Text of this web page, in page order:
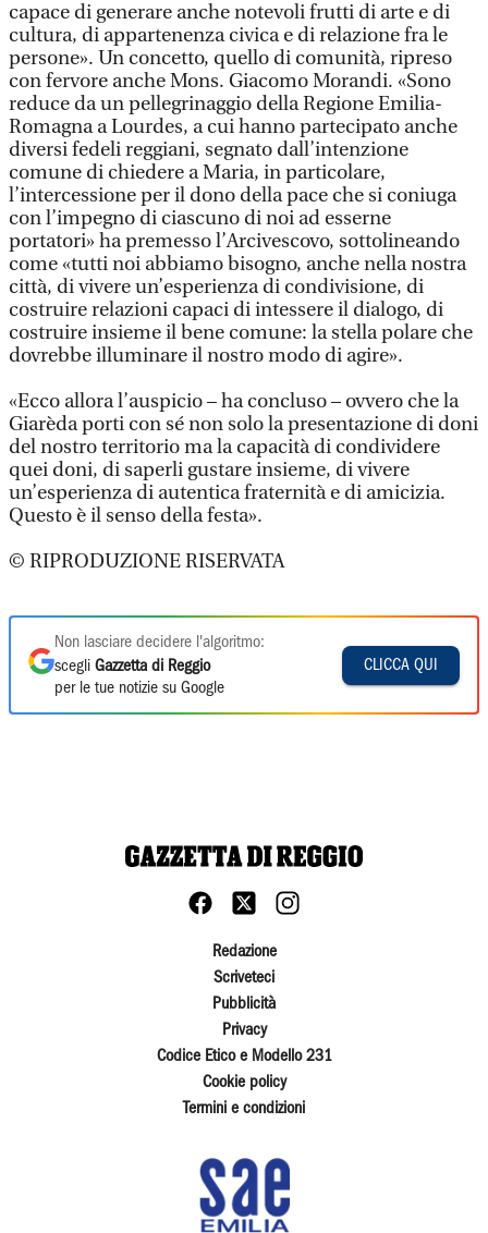
capace di generare anche notevoli frutti di arte e di
cultura, di appartenenza civica e di relazione fra le
persone». Un concetto, quello di comunità, ripreso
con fervore anche Mons. Giacomo Morandi. «Sono
reduce da un pellegrinaggio della Regione Emilia-
Romagna a Lourdes, a cui hanno partecipato anche
diversi fedeli reggiani, segnato dall’intenzione
comune di chiedere a Maria, in particolare,
l’intercessione per il dono della pace che si coniuga
con l’impegno di ciascuno di noi ad esserne
portatori» ha premesso l’Arcivescovo, sottolineando
come «tutti noi abbiamo bisogno, anche nella nostra
città, di vivere un’esperienza di condivisione, di
costruire relazioni capaci di intessere il dialogo, di
costruire insieme il bene comune: la stella polare che
dovrebbe illuminare il nostro modo di agire».
«Ecco allora l’auspicio – ha concluso – ovvero che la
Giarèda porti con sé non solo la presentazione di doni
del nostro territorio ma la capacità di condividere
quei doni, di saperli gustare insieme, di vivere
un’esperienza di autentica fraternità e di amicizia.
Questo è il senso della festa».
© RIPRODUZIONE RISERVATA
Non lasciare decidere l'algoritmo:
scegli Gazzetta di Reggio
per le tue notizie su Google
CLICCA QUI
Redazione
Scriveteci
Pubblicità
Privacy
Codice Etico e Modello 231
Cookie policy
Termini e condizioni